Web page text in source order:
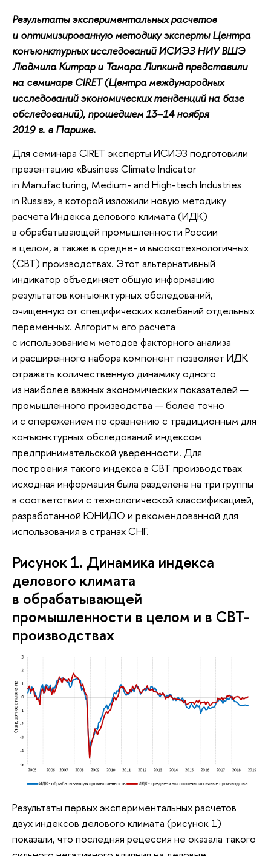
Результаты экспериментальных расчетов
и оптимизированную методику эксперты Центра
конъюнктурных исследований ИСИЭЗ НИУ ВШЭ
Людмила Китрар и Тамара Липкинд представили
на семинаре CIRET (Центра международных
исследований экономических тенденций на базе
обследований), прошедшем 13–14 ноября
2019 г. в Париже.
Для семинара CIRET эксперты ИСИЭЗ подготовили
презентацию «Business Climate Indicator
in Manufacturing, Medium- and High-tech Industries
in Russia», в которой изложили новую методику
расчета Индекса делового климата (ИДК)
в обрабатывающей промышленности России
в целом, а также в средне- и высокотехнологичных
(СВТ) производствах. Этот альтернативный
индикатор объединяет общую информацию
результатов конъюнктурных обследований,
очищенную от специфических колебаний отдельных
переменных. Алгоритм его расчета
с использованием методов факторного анализа
и расширенного набора компонент позволяет ИДК
отражать количественную динамику одного
из наиболее важных экономических показателей —
промышленного производства — более точно
и с опережением по сравнению с традиционным для
конъюнктурных обследований индексом
предпринимательской уверенности. Для
построения такого индекса в СВТ производствах
исходная информация была разделена на три группы
в соответствии с технологической классификацией,
разработанной ЮНИДО и рекомендованной для
использования в странах СНГ.
Рисунок 1. Динамика индекса
делового климата
в обрабатывающей
промышленности в целом и в СВТ-
производствах
Результаты первых экспериментальных расчетов
двух индексов делового климата (рисунок 1)
показали, что последняя рецессия не оказала такого